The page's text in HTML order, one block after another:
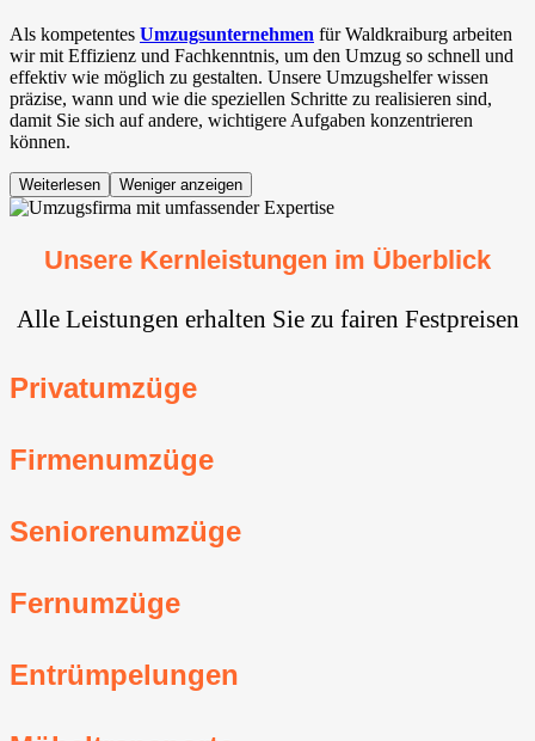
Als kompetentes Umzugsunternehmen für Waldkraiburg arbeiten
wir mit Effizienz und Fachkenntnis, um den Umzug so schnell und
effektiv wie möglich zu gestalten. Unsere Umzugshelfer wissen
präzise, wann und wie die speziellen Schritte zu realisieren sind,
damit Sie sich auf andere, wichtigere Aufgaben konzentrieren
können.
Weiterlesen Weniger anzeigen
Unsere Kernleistungen im Überblick
Alle Leistungen erhalten Sie zu fairen Festpreisen
Privatumzüge
Firmenumzüge
Seniorenumzüge
Fernumzüge
Entrümpelungen